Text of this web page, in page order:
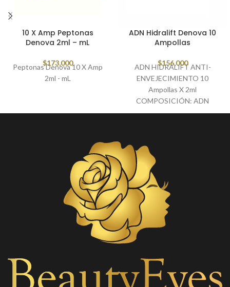
10 X Amp Peptonas
Denova 2ml – mL
$173,000
Peptonas Denova 10 X Amp
2ml - mL
ADN Hidralift Denova 10
Ampollas
$156,000
ADN HIDRALIFT ANTI-
ENVEJECIMIENTO 10
Ampollas X 2ml
COMPOSICIÓN: ADN
Vegetal, Acido Hialuronico,